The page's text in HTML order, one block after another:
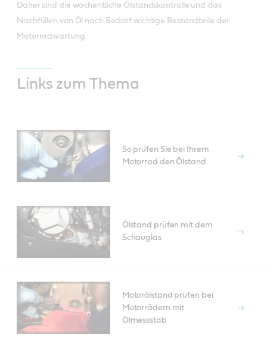
Daher sind die wöchentliche Ölstandskontrolle und das
Nachfüllen von Öl nach Bedarf wichtige Bestandteile der
Motorradwartung.
Links zum Thema
So prüfen Sie bei Ihrem
Motorrad den Ölstand.
Ölstand prüfen mit dem
Schauglas
Motorölstand prüfen bei
Motorrädern mit
Ölmessstab